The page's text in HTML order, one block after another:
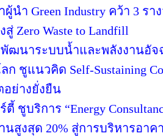
ผู้นำ Green Industry คว้า 3 ร
Zero Waste to Landfill
พัฒนาระบบน้ำและพลังงานอั
ชูแนวคิด Self-Sustaining
ย่างยั่งยืน
ชูบริการ “Energy
สูงสุด 20% สู่การบริหารอาค